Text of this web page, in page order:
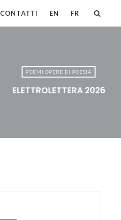
CONTATTI EN FR
POEMI OPERE DI POESIA
ELETTROLETTERA 2026